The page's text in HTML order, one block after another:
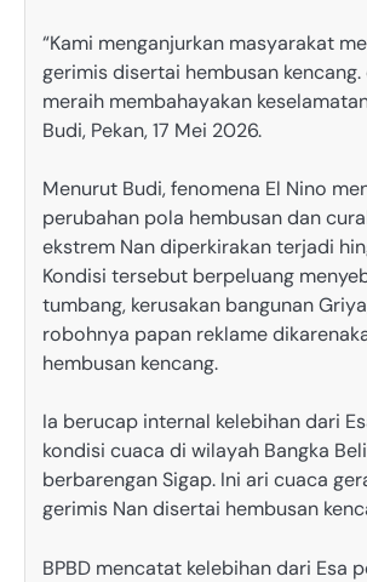
“Kami menganjurkan masyarakat
gerimis disertai hembusan
meraih membahayakan
Budi, Pekan, 17 Mei 2026.
Menurut Budi, fenomena El Nino
perubahan pola hembusan dan
ekstrem Nan diperkirakan terjadi
Kondisi tersebut berpeluang
tumbang, kerusakan bangunan
robohnya papan reklame
hembusan kencang.
Ia berucap internal kelebihan dari
kondisi cuaca di wilayah Bangka
berbarengan Sigap. Ini ari cuaca
gerimis Nan disertai hembusan
BPBD mencatat kelebihan dari Esa